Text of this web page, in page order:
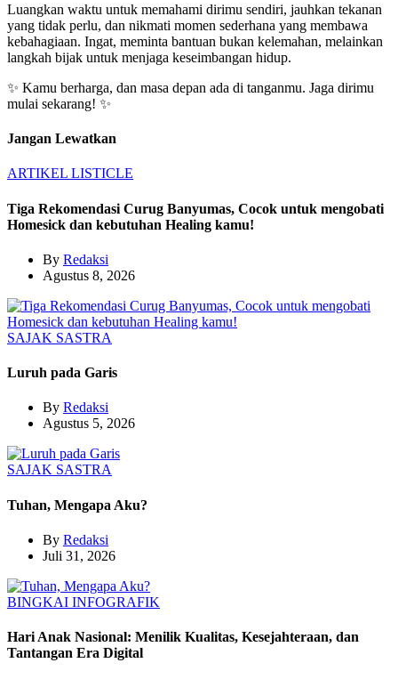
Luangkan waktu untuk memahami dirimu sendiri, jauhkan tekanan
yang tidak perlu, dan nikmati momen sederhana yang membawa
kebahagiaan. Ingat, meminta bantuan bukan kelemahan, melainkan
langkah bijak untuk menjaga keseimbangan hidup.
✨ Kamu berharga, dan masa depan ada di tanganmu. Jaga dirimu
mulai sekarang! ✨
Jangan Lewatkan
ARTIKEL LISTICLE
Tiga Rekomendasi Curug Banyumas, Cocok untuk mengobati
Homesick dan kebutuhan Healing kamu!
By Redaksi
Agustus 8, 2026
SAJAK SASTRA
Luruh pada Garis
By Redaksi
Agustus 5, 2026
SAJAK SASTRA
Tuhan, Mengapa Aku?
By Redaksi
Juli 31, 2026
BINGKAI INFOGRAFIK
Hari Anak Nasional: Menilik Kualitas, Kesejahteraan, dan
Tantangan Era Digital